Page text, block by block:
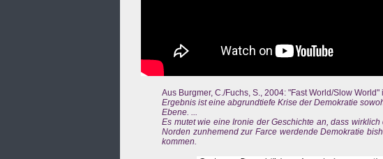
Aus Burgmer, C./Fuchs, S., 2004: "Fast World/Slow
Ergebnis ist eine abgrundtiefe Krise der Demokratie
Ebene. ...
Es mutet wie eine Ironie der Geschichte an, dass
Norden zunhemend zur Farce werdende Demokratie
kommen.